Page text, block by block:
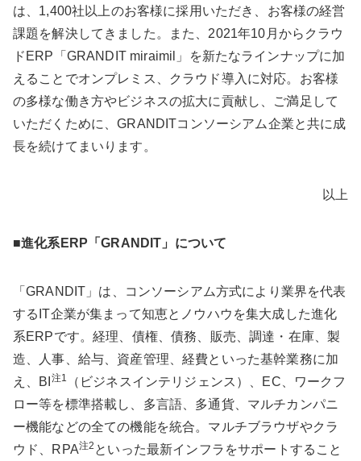
は、1,400社以上のお客様に採用いただき、お客様の経営
課題を解決してきました。また、2021年10月からクラウ
ドERP「GRANDIT miraimil」を新たなラインナップに加
えることでオンプレミス、クラウド導入に対応。お客様
の多様な働き方やビジネスの拡大に貢献し、ご満足して
いただくために、GRANDITコンソーシアム企業と共に成
長を続けてまいります。
以上
■進化系ERP「GRANDIT」について
「GRANDIT」は、コンソーシアム方式により業界を代表
するIT企業が集まって知恵とノウハウを集大成した進化
系ERPです。経理、債権、債務、販売、調達・在庫、製
造、人事、給与、資産管理、経費といった基幹業務に加
え、BI 注1
（ビジネスインテリジェンス）、EC、ワークフ
ロー等を標準搭載し、多言語、多通貨、マルチカンパニ
ー機能などの全ての機能を統合。マルチブラウザやクラ
ウド、RPA注2 といった最新インフラをサポートすること